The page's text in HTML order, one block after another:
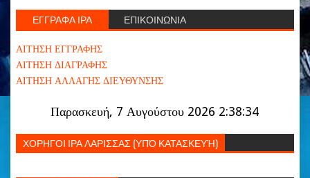
ΕΓΓΡΑΦΑ ΙΡΑ ΕΠΙΚΟΙΝΩΝΙΑ
ΑΙΤΗΣΗ ΕΓΓΡΑΦΗΣ
ΑΙΤΗΣΗ ΔΙΑΓΡΑΦΗΣ
ΑΙΤΗΣΗ ΑΛΛΑΓΗΣ ΔΙΕΥΘΥΝΣΗΣ
Παρασκευή, 7 Αυγούστου 2026 2:38:34
ΧΟΡΗΓΟΙ ΙΡΑ ΛΑΡΙΣΣΑΣ (ΥΠΌ ΚΑΤΑΣΚΕΥΉ)